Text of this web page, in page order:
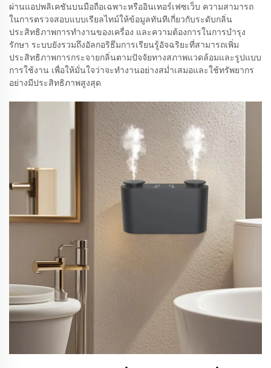
ผ่านแอปพลิเคชันบนมือถือเฉพาะหรืออินเทอร์เฟซเว็บ ความสามารถ
ในการตรวจสอบแบบเรียลไทม์ให้ข้อมูลทันทีเกี่ยวกับระดับกลิ่น
ประสิทธิภาพการทำงานของเครื่อง และความต้องการในการบำรุง
รักษา ระบบยังรวมถึงอัลกอริธึมการเรียนรู้อัจฉริยะที่สามารถเพิ่ม
ประสิทธิภาพการกระจายกลิ่นตามปัจจัยทางสภาพแวดล้อมและรูปแบบ
การใช้งาน เพื่อให้มั่นใจว่าจะทำงานอย่างสม่ำเสมอและใช้ทรัพยากร
อย่างมีประสิทธิภาพสูงสุด